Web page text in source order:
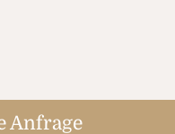
Anfrage